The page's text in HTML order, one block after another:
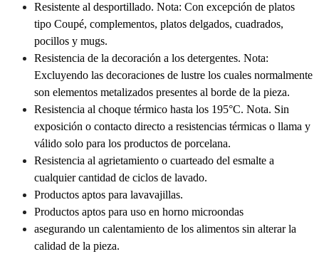
Resistente al desportillado. Nota: Con excepción de platos
tipo Coupé, complementos, platos delgados, cuadrados,
pocillos y mugs.
Resistencia de la decoración a los detergentes. Nota:
Excluyendo las decoraciones de lustre los cuales normalmente
son elementos metalizados presentes al borde de la pieza.
Resistencia al choque térmico hasta los 195°C. Nota. Sin
exposición o contacto directo a resistencias térmicas o llama y
válido solo para los productos de porcelana.
Resistencia al agrietamiento o cuarteado del esmalte a
cualquier cantidad de ciclos de lavado.
Productos aptos para lavavajillas.
Productos aptos para uso en horno microondas
asegurando un calentamiento de los alimentos sin alterar la
calidad de la pieza.